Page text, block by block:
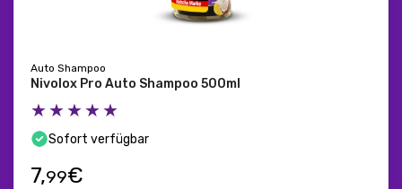
Auto Shampoo
Nivolox Pro Auto Shampoo 500ml
★★★★★
Sofort verfügbar
7,99€